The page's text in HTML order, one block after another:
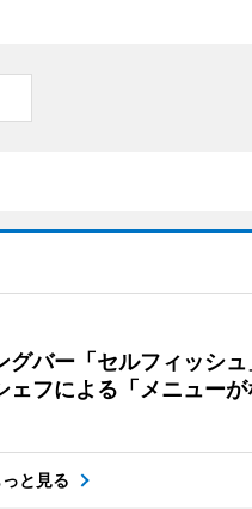
グバー「セルフィッシ
ェフによる「メニューが
っと見る